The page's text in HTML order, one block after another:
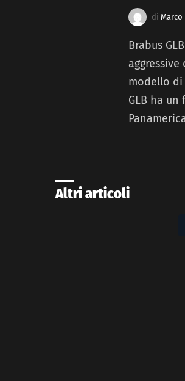
di Marco
Brabus
aggressive
modello di
GLB ha
Altri articoli